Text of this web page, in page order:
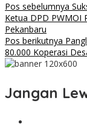
Pos sebelumnya
Ketua DPD PWMOI
Pekanbaru
Pos berikutnya
80.000 Koperasi
Jangan